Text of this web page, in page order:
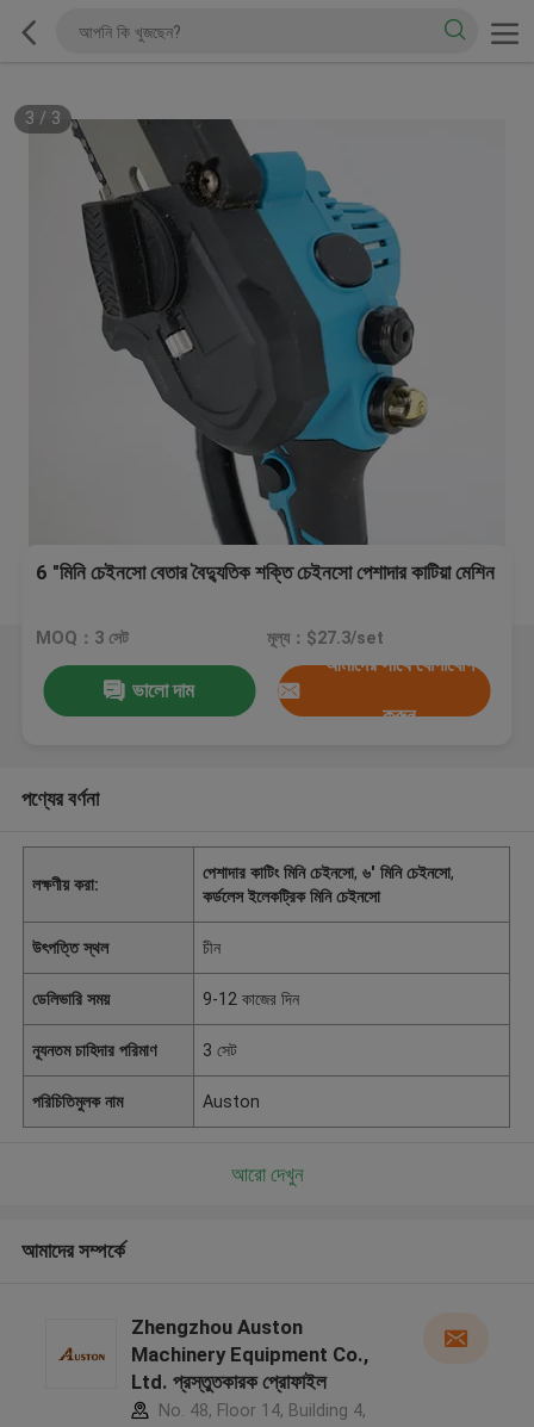
3 / 3
6 "মিনি চেইনসো বেতার বৈদ্যুতিক শক্তি চেইনসো পেশাদার কাটিয়া মেশিন
MOQ：3 সেট মূল্য：$27.3/set
ভালো দাম
আমাদের সাথে যোগাযোগ
করুন
পণ্যের বর্ণনা
লক্ষণীয় করা:
পেশাদার কাটিং মিনি চেইনসো,৬' মিনি চেইনসো,
কর্ডলেস ইলেকট্রিক মিনি চেইনসো
উৎপত্তি স্থল চীন
ডেলিভারি সময় 9-12 কাজের দিন
ন্যূনতম চাহিদার পরিমাণ 3 সেট
পরিচিতিমুলক নাম Auston
আরো দেখুন
আমাদের সম্পর্কে
Zhengzhou Auston
Machinery Equipment Co.,
Ltd. প্রস্তুতকারক প্রোফাইল
No. 48, Floor 14, Building 4,